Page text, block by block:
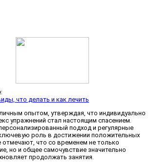
что делать и как лечить
опытом, утверждая, что индивидуально
упражнений стал настоящим спасением.
подход и регулярные
роль в достижении положительных
отмечают, что со временем не только
но и общее самочувствие значительно
продолжать занятия.